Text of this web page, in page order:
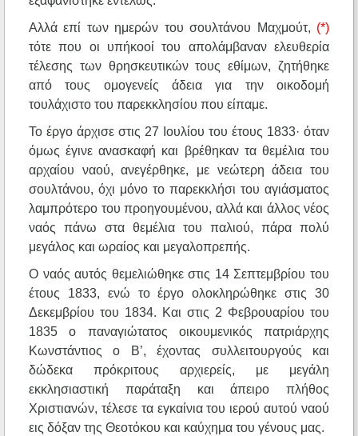
Αλλά επί των ημερών του σουλτάνου Μαχμούτ, (*)
τότε που οι υπήκοοί του απολάμβαναν ελευθερία
τέλεσης των θρησκευτικών τους εθίμων, ζητήθηκε
από τους ομογενείς άδεια για την οικοδομή
τουλάχιστο του παρεκκλησίου που είπαμε.
Το έργο άρχισε στις 27 Ιουλίου του έτους 1833· όταν
όμως έγινε ανασκαφή και βρέθηκαν τα θεμέλια του
αρχαίου ναού, ανεγέρθηκε, με νεώτερη άδεια του
σουλτάνου, όχι μόνο το παρεκκλήσι του αγιάσματος
λαμπρότερο του προηγουμένου, αλλά και άλλος νέος
ναός πάνω στα θεμέλια του παλιού, πάρα πολύ
μεγάλος και ωραίος και μεγαλοπρεπής.
Ο ναός αυτός θεμελιώθηκε στις 14 Σεπτεμβρίου του
έτους 1833, ενώ το έργο ολοκληρώθηκε στις 30
Δεκεμβρίου του 1834. Και στις 2 Φεβρουαρίου του
1835 ο παναγιώτατος οικουμενικός πατριάρχης
Κωνστάντιος ο Β’, έχοντας συλλειτουργούς και
δώδεκα πρόκριτους αρχιερείς, με μεγάλη
εκκλησιαστική παράταξη και άπειρο πλήθος
Χριστιανών, τέλεσε τα εγκαίνια του ιερού αυτού ναού
εις δόξαν της Θεοτόκου και καύχημα του γένους μας.